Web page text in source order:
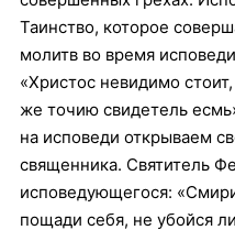
Таинство, которое
молитв во время
«Христос невидимо
же точию свидетель
на исповеди открываем
священника. Святитель
исповедующегося:
пощади себя, не убойся